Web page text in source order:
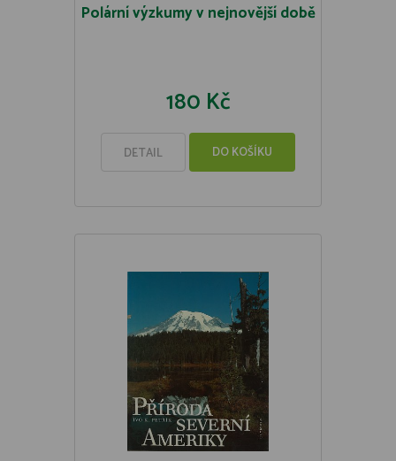
Polární výzkumy v nejnovější době
180 Kč
DETAIL DO KOŠÍKU